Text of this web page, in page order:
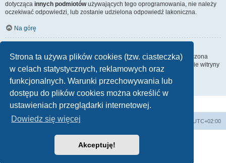
Strona ta używa plików cookies (tzw. ciasteczka)
w celach statystycznych, reklamowych oraz
funkcjonalnych. Warunki przechowywania lub
dostępu do plików cookies można określić w
ustawieniach przeglądarki internetowej.
Dowiedz się więcej
Akceptuję!
dotycząca innych podmiotówużywających tego oprogramowania, nie należy
oczekiwać odpowiedzi, lub zostanie udzielona odpowiedź lakoniczna.
Na górę
Wszyscy użytkownicy witryny mogą używać – jeśli funkcja ta jest włączona
przez administratora witryny – formularza „Kontakt z nami”. Członkowie witryny
mogą także używać odnośnika „Zespół administracyjny”.
Na górę
Strona domowa Strona główna UTC+02:00
Polski pakiet językowy dostarcza